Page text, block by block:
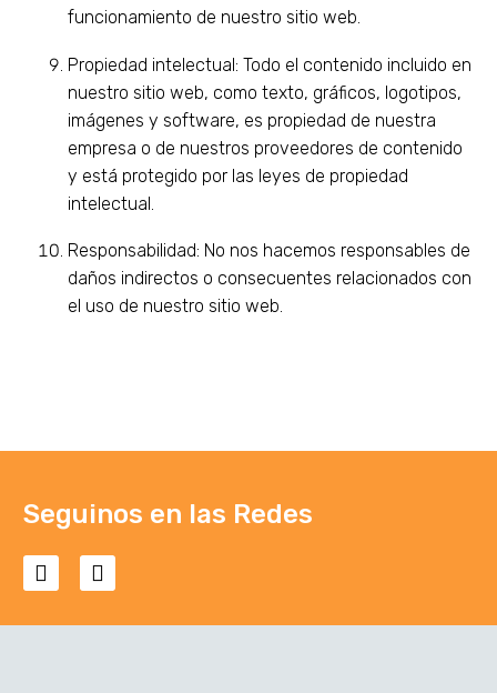
funcionamiento de nuestro sitio web.
Propiedad intelectual: Todo el contenido incluido en
nuestro sitio web, como texto, gráficos, logotipos,
imágenes y software, es propiedad de nuestra
empresa o de nuestros proveedores de contenido
y está protegido por las leyes de propiedad
intelectual.
Responsabilidad: No nos hacemos responsables de
daños indirectos o consecuentes relacionados con
el uso de nuestro sitio web.
Seguinos en las Redes